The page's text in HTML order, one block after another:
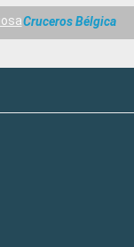
Cruceros Bélgica